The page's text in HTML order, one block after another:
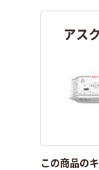
アス
この商品の